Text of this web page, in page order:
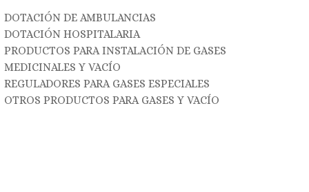
DOTACIÓN DE AMBULANCIAS
DOTACIÓN HOSPITALARIA
PRODUCTOS PARA INSTALACIÓN DE GASES
MEDICINALES Y VACÍO
REGULADORES PARA GASES ESPECIALES
OTROS PRODUCTOS PARA GASES Y VACÍO